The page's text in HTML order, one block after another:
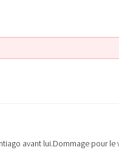
avant lui.Dommage pour